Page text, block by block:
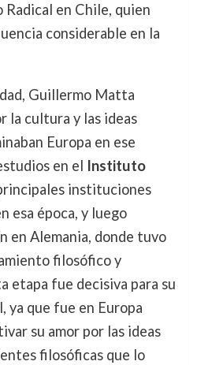
en Chile, quien
considerable en la
Guillermo Matta
la cultura y las ideas
Europa en ese
en el Instituto
instituciones
esa época, y luego
en Alemania, donde tuvo
filosófico y
etapa fue decisiva para su
que fue en Europa
su amor por las ideas
filosóficas que lo